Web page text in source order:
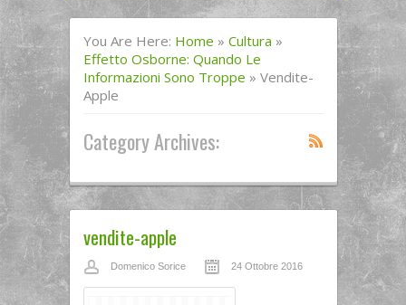
You Are Here: Home » Cultura »
Effetto Osborne: Quando Le
Informazioni Sono Troppe » Vendite-
Apple
Category Archives:
vendite-apple
Domenico Sorice 24 Ottobre 2016